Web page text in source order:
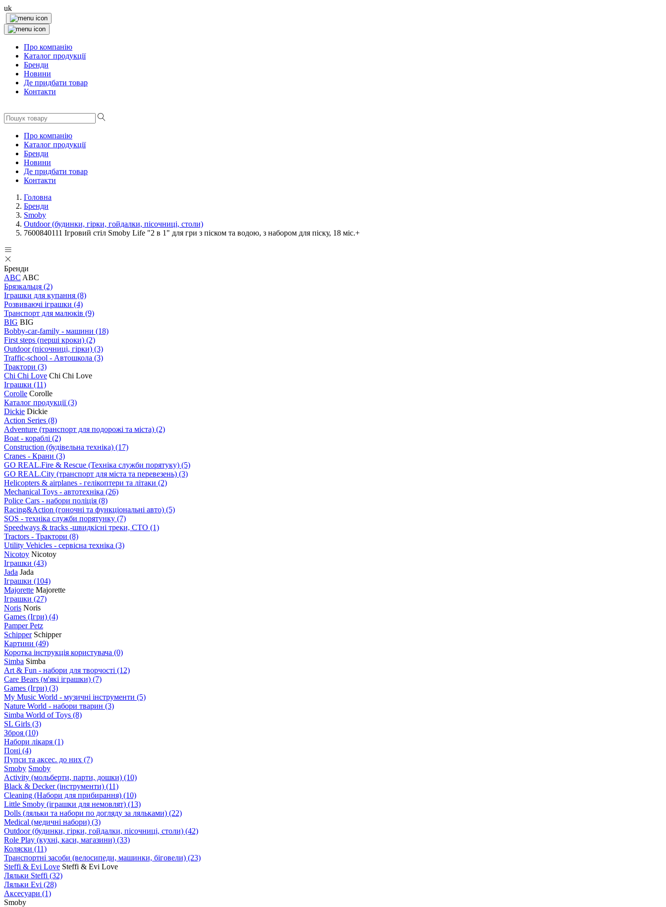
uk
Про компанію
Каталог продукції
Бренди
Новини
Де придбати товар
Контакти
Про компанію
Каталог продукції
Бренди
Новини
Де придбати товар
Контакти
Головна
Бренди
Smoby
Outdoor (будинки, гірки, гойдалки, пісочниці, столи)
7600840111 Ігровий стіл Smoby Life "2 в 1" для гри з піском та водою, з набором для піску, 18 міс.+
Бренди
ABC ABC
Брязкальця (2)
Іграшки для купання (8)
Розвиваючі іграшки (4)
Транспорт для малюків (9)
BIG BIG
Bobby-car-family - машини (18)
First steps (перші кроки) (2)
Outdoor (пісочниці, гірки) (3)
Traffic-school - Автошкола (3)
Трактори (3)
Chi Chi Love Chi Chi Love
Іграшки (11)
Corolle Corolle
Каталог продукції(3)
Dickie Dickie
Action Series (8)
Adventure (транспорт для подорожі та міста) (2)
Boat - кораблі (2)
Construction (будівельна техніка) (17)
Cranes - Крани (3)
GO REAL.Fire & Rescue (Техніка служби порятуку) (5)
GO REAL.City (транспорт для міста та перевезень) (3)
Helicopters & airplanes - гелікоптери та літаки (2)
Mechanical Toys - автотехніка (26)
Police Cars - набори поліція (8)
Racing&Action (гоночні та функціональні авто) (5)
SOS - техніка служби порятунку (7)
Speedways & tracks -швидкісні треки, СТО (1)
Tractors - Трактори (8)
Utility Vehicles - сервісна техніка (3)
Nicotoy Nicotoy
Іграшки (43)
Jada Jada
Іграшки (104)
Majorette Majorette
Іграшки (27)
Noris Noris
Games (Ігри) (4)
Pamper Petz
Schipper Schipper
Картини (49)
Коротка інструкція користувача (0)
Simba Simba
Art & Fun - набори для творчості (12)
Care Bears (м'які іграшки) (7)
Games (Ігри) (3)
My Music World - музичні інструменти (5)
Nature World - набори тварин (3)
Simba World of Toys (8)
SL Girls (3)
Зброя (10)
Набори лікаря (1)
Поні (4)
Пупси та аксес. до них (7)
Smoby Smoby
Аctivity (мольберти, парти, дошки) (10)
Black & Decker (інструменти) (11)
Cleaning (Набори для прибирання) (10)
Little Smoby (іграшки для немовлят) (13)
Dolls (ляльки та набори по догляду за ляльками) (22)
Medical (медичні набори) (3)
Outdoor (будинки, гірки, гойдалки, пісочниці, столи) (42)
Role Play (кухні, каси, магазини) (33)
Коляски (11)
Транспортні засоби (велосипеди, машинки, біговели) (23)
Steffi & Evi Love Steffi & Evi Love
Ляльки Steffi (32)
Ляльки Evi (28)
Аксесуари (1)
Smoby